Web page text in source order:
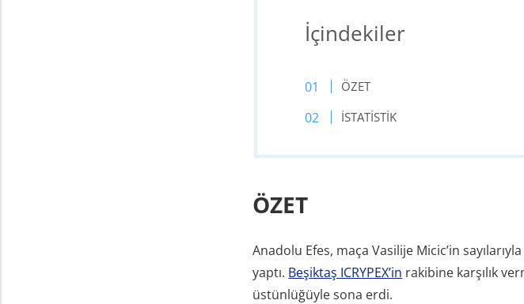
İçindekiler
ÖZET
İSTATİSTİK
ÖZET
Anadolu Efes, maça Vasilije Micic’in
yaptı. Beşiktaş ICRYPEX’in rakibine karşılık
üstünlüğüyle sona erdi.